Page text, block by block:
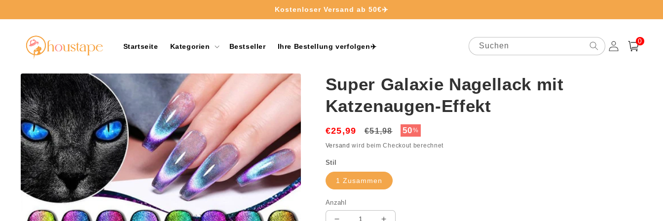
Inhalt
Kontakt: service@houstape.com
Startseite Kategorien Bestseller Ihre Bestellung verfolgen✈️ Suchen EinloggenWarenkorb
0
Artikel
Zu
Produktinformationen
springen
Super Galaxie Nagellack mit
Katzenaugen-Effekt
€25,99
Normaler
Preis
€51,98 Verkaufspreis
50%
Versand wird beim Checkout berechnet
Stil
1 Zusammen
Anzahl